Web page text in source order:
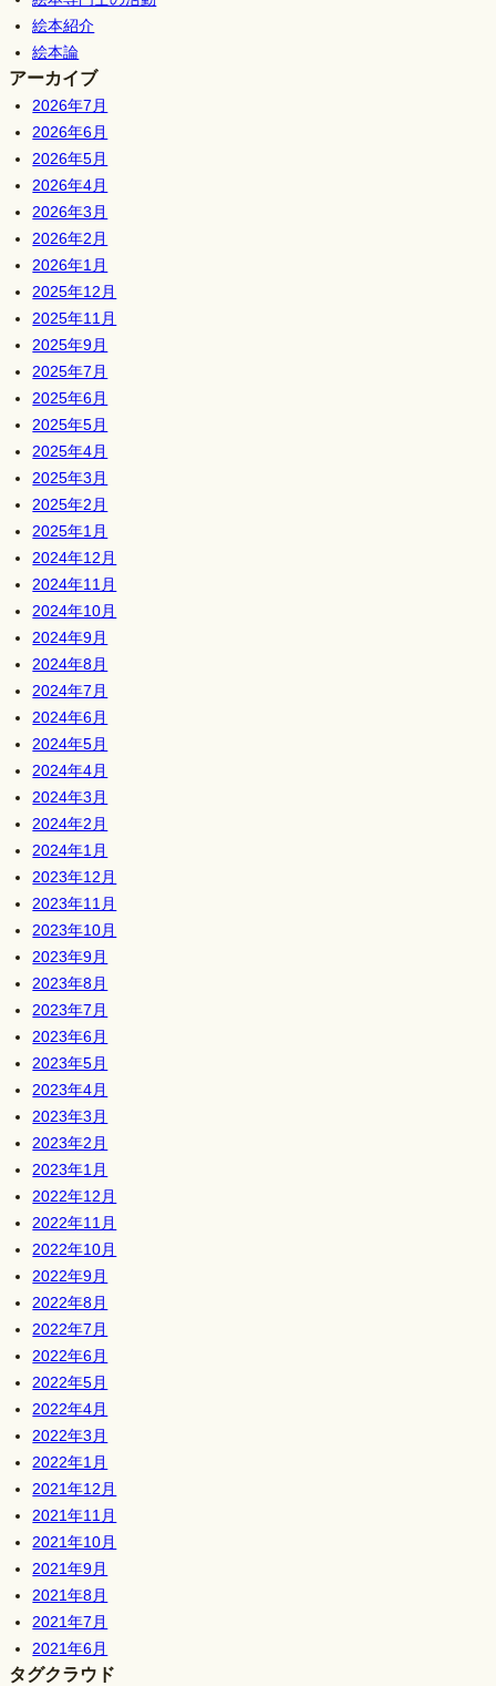
絵本紹介
絵本論
アーカイブ
2026年7月
2026年6月
2026年5月
2026年4月
2026年3月
2026年2月
2026年1月
2025年12月
2025年11月
2025年9月
2025年7月
2025年6月
2025年5月
2025年4月
2025年3月
2025年2月
2025年1月
2024年12月
2024年11月
2024年10月
2024年9月
2024年8月
2024年7月
2024年6月
2024年5月
2024年4月
2024年3月
2024年2月
2024年1月
2023年12月
2023年11月
2023年10月
2023年9月
2023年8月
2023年7月
2023年6月
2023年5月
2023年4月
2023年3月
2023年2月
2023年1月
2022年12月
2022年11月
2022年10月
2022年9月
2022年8月
2022年7月
2022年6月
2022年5月
2022年4月
2022年3月
2022年1月
2021年12月
2021年11月
2021年10月
2021年9月
2021年8月
2021年7月
2021年6月
タグクラウド